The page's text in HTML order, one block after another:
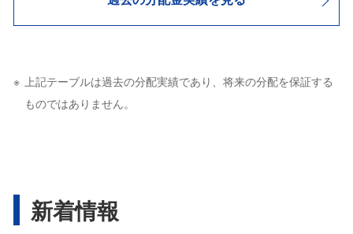
上記テーブルは過去の分配実績であり、将来の分配を保証する
ものではありません。
新着情報